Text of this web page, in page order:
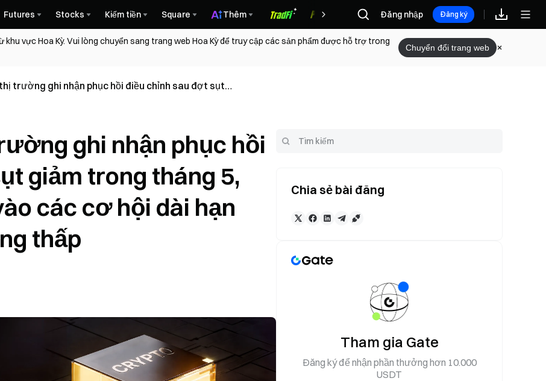
Futures Stocks Kiếm tiền Square Thêm Phần thưởng
Đăng nhập Đăng ký
vực Hoa Kỳ. Vui lòng chuyển sang trang web Hoa Kỳ để truy cập các sản phẩm được hỗ trợ trong
Chuyển đổi trang web
trường ghi nhận phục hồi điều chỉnh sau đợt sụt
ghi nhận phục hồi
giảm trong tháng 5,
các cơ hội dài hạn
thấp
Chia sẻ bài đăng
Tham gia Gate
Đăng ký để nhận phần thưởng hơn 10.000
USDT